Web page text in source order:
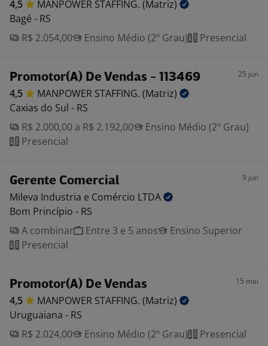
4,5 MANPOWER STAFFING. (Matriz)
Bagé - RS
R$ 2.054,00
Ensino Médio (2º Grau) Presencial
Promotor(A) De Vendas - 113469 25 jun
4,5 MANPOWER STAFFING. (Matriz)
Caxias do Sul - RS
R$ 2.000,00 a R$ 2.192,00
Ensino Médio (2º Grau)
Presencial
Gerente Comercial 9 jun
Mileva Industria e Comércio LTDA
Bom Princípio - RS
A combinar
Entre 3 e 5 anos
Ensino Superior
Presencial
Promotor(A) De Vendas 15 mai
4,5 MANPOWER STAFFING. (Matriz)
Uruguaiana - RS
R$ 2.024,00
Ensino Médio (2º Grau) Presencial